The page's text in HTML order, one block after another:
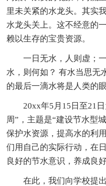
里未关紧的水龙头。其实
水龙头关上。这不经意的
赖以生存的宝贵资源。
一日无水，人则虚；一
水，则何如？ 有水当思无
的最后一滴水将是人类的眼
20xx年5月15日至21日
周”，主题是“建设节水型
保护水资源，提高水的利
们用自己的实际行动，在
良好的节水意识，养成良
在此，我们向学校提出